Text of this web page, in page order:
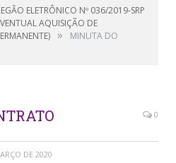
ELETRÔNICO Nº 036/2019-SRP
AQUISIÇÃO DE
»
MINUTA DO
0
DE 2020